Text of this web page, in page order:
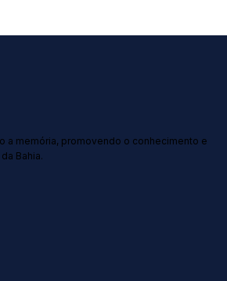
a memória, promovendo o conhecimento e
Bahia.